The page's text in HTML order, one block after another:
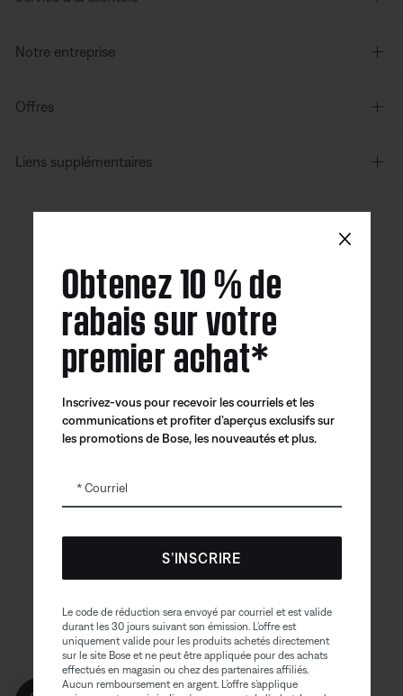
Notre entreprise
Offres
Liens supplémentaires
Bose
Bose Connect
Bose QCE
Mention juridique
Politique de confidentialité Accessibilité
Avis sur les témoins
Conditions générales de vente
Conditions d'utilisation
×
Obtenez 10 % de
rabais sur votre
premier achat*
Inscrivez-vous pour recevoir les courriels et les
communications et profiter d’aperçus exclusifs sur
les promotions de Bose, les nouveautés et plus.
Courriel
S’INSCRIRE
Le code de réduction sera envoyé par courriel et est valide
durant les 30 jours suivant son émission. L’offre est
uniquement valide pour les produits achetés directement
sur le site Bose et ne peut être appliquée pour des achats
effectués en magasin ou chez des partenaires affiliés.
Aucun remboursement en argent. L’offre s’applique